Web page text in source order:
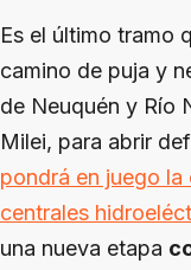
Es el último tramo
camino de puja y
de Neuquén y Río
Milei, para abrir
pondrá en juego
centrales
una nueva etapa